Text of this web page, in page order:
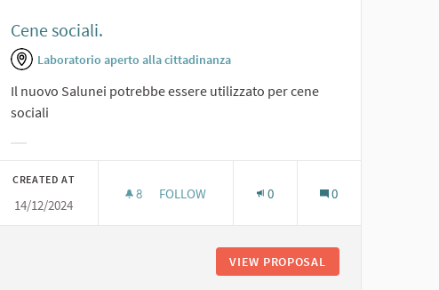
Cene sociali.
Laboratorio aperto alla cittadinanza
Il nuovo Salunei potrebbe essere utilizzato per cene
sociali
CREATED AT
14/12/2024
8 8 FOLLOWERS
FOLLOW 0 0
VIEW PROPOSAL